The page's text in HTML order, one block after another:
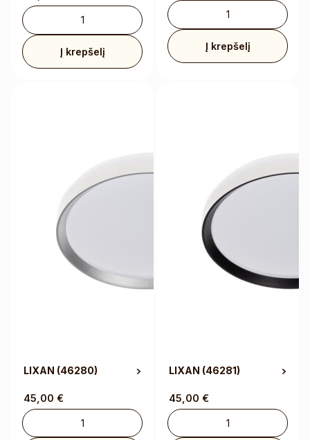
Į krepšelį Į krepšelį
LIXAN (46280)
45,00 €
LIXAN (46281)
45,00 €